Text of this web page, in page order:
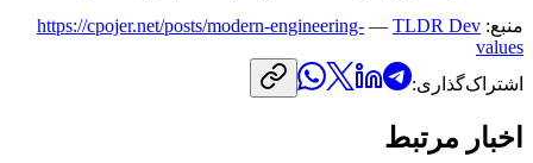
منبع: TLDR Dev
—
https://cpojer.net/posts/modern-engineering-
values
اشتراک‌گذاری:
اخبار مرتبط